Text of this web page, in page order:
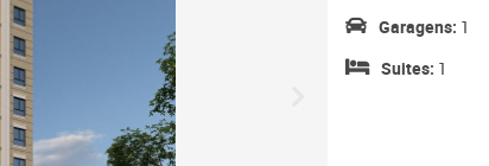
Garagens: 1
Suites: 1